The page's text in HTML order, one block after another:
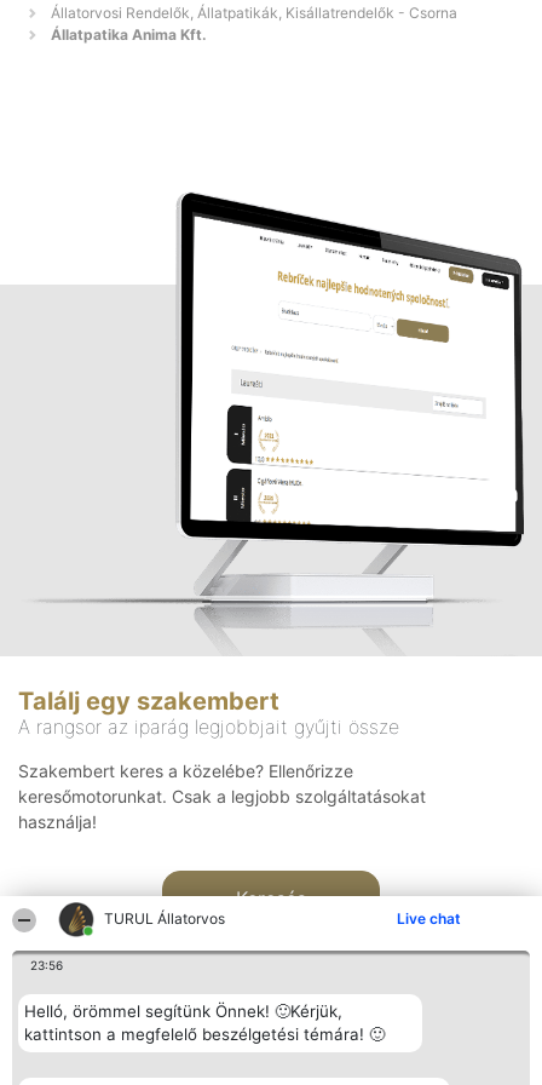
TURUL Állatorvos Live chat
23:56
Helló, örömmel segítünk Önnek! 🙂Kérjük,
kattintson a megfelelő beszélgetési témára! 🙂
Állatorvosi Rendelők, Állatpatikák, Kisállatrendelők - Csorna
Állatpatika Anima Kft.
Találj egy szakembert
A rangsor az iparág legjobbjait gyűjti össze
Szakembert keres a közelébe? Ellenőrizze
keresőmotorunkat. Csak a legjobb szolgáltatásokat
használja!
Keresés
Rangsorszervező Népszavazás Elérhetőség